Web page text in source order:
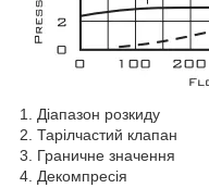
1. Діапазон розкиду
2. Тарілчастий клапан
3. Граничне значення
4. Декомпресія